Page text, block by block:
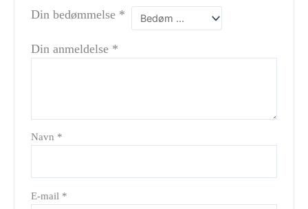
Din bedømmelse *
Din anmeldelse *
Navn *
E-mail *